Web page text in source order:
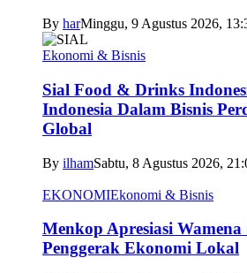
By harMinggu, 9 Agustus 2026,
Ekonomi & Bisnis
Sial Food & Drinks
Indonesia Dalam Bisnis
Global
By ilhamSabtu, 8 Agustus 2026,
EKONOMIEkonomi & Bisnis
Menkop Apresiasi
Penggerak Ekonomi Lokal